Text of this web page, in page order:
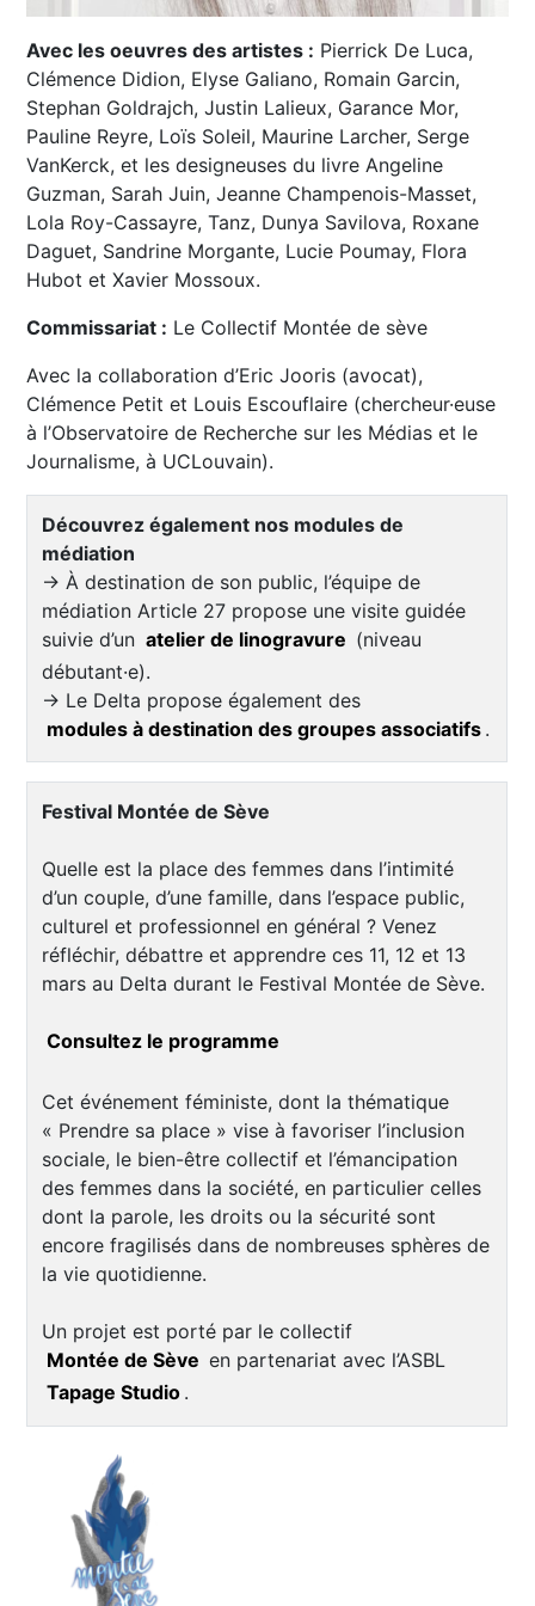
Avec les oeuvres des artistes : Pierrick De Luca,
Clémence Didion, Elyse Galiano, Romain Garcin,
Stephan Goldrajch, Justin Lalieux, Garance Mor,
Pauline Reyre, Loïs Soleil, Maurine Larcher, Serge
VanKerck, et les designeuses du livre Angeline
Guzman, Sarah Juin, Jeanne Champenois-Masset,
Lola Roy-Cassayre, Tanz, Dunya Savilova, Roxane
Daguet, Sandrine Morgante, Lucie Poumay, Flora
Hubot et Xavier Mossoux.
Commissariat : Le Collectif Montée de sève
Avec la collaboration d’Eric Jooris (avocat),
Clémence Petit et Louis Escouflaire (chercheur·euse
à l’Observatoire de Recherche sur les Médias et le
Journalisme, à UCLouvain).
Découvrez également nos modules de
médiation
→ À destination de son public, l’équipe de
médiation Article 27 propose une visite guidée
suivie d’un atelier de linogravure (niveau
débutant·e).
→ Le Delta propose également des
modules à destination des groupes associatifs .
Festival Montée de Sève
Quelle est la place des femmes dans l’intimité
d’un couple, d’une famille, dans l’espace public,
culturel et professionnel en général ? Venez
réfléchir, débattre et apprendre ces 11, 12 et 13
mars au Delta durant le Festival Montée de Sève.
Consultez le programme
Cet événement féministe, dont la thématique
« Prendre sa place » vise à favoriser l’inclusion
sociale, le bien-être collectif et l’émancipation
des femmes dans la société, en particulier celles
dont la parole, les droits ou la sécurité sont
encore fragilisés dans de nombreuses sphères de
la vie quotidienne.
Un projet est porté par le collectif
Montée de Sève en partenariat avec l’ASBL
Tapage Studio .